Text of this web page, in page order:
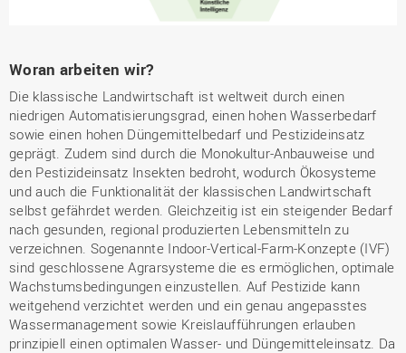
Woran arbeiten wir?
Die klassische Landwirtschaft ist weltweit durch einen
niedrigen Automatisierungsgrad, einen hohen Wasserbedarf
sowie einen hohen Düngemittelbedarf und Pestizideinsatz
geprägt. Zudem sind durch die Monokultur-Anbauweise und
den Pestizideinsatz Insekten bedroht, wodurch Ökosysteme
und auch die Funktionalität der klassischen Landwirtschaft
selbst gefährdet werden. Gleichzeitig ist ein steigender Bedarf
nach gesunden, regional produzierten Lebensmitteln zu
verzeichnen. Sogenannte Indoor-Vertical-Farm-Konzepte (IVF)
sind geschlossene Agrarsysteme die es ermöglichen, optimale
Wachstumsbedingungen einzustellen. Auf Pestizide kann
weitgehend verzichtet werden und ein genau angepasstes
Wassermanagement sowie Kreislaufführungen erlauben
prinzipiell einen optimalen Wasser- und Düngemitteleinsatz. Da